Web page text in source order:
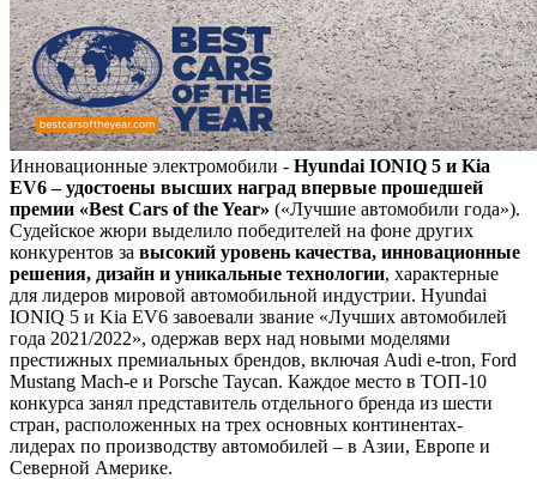
Инновационные электромобили - Hyundai IONIQ 5 и Kia
EV6 – удостоены высших наград впервые прошедшей
премии «Best Cars of the Year» («Лучшие автомобили года»).
Судейское жюри выделило победителей на фоне других
конкурентов за высокий уровень качества, инновационные
решения, дизайн и уникальные технологии, характерные
для лидеров мировой автомобильной индустрии. Hyundai
IONIQ 5 и Kia EV6 завоевали звание «Лучших автомобилей
года 2021/2022», одержав верх над новыми моделями
престижных премиальных брендов, включая Audi e-tron, Ford
Mustang Mach-e и Porsche Taycan. Каждое место в ТОП-10
конкурса занял представитель отдельного бренда из шести
стран, расположенных на трех основных континентах-
лидерах по производству автомобилей – в Азии, Европе и
Северной Америке.